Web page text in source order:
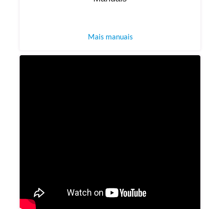
Mais manuais